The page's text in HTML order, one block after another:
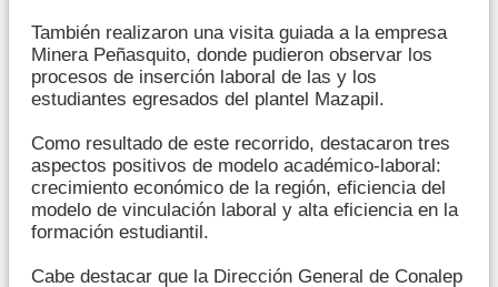
También realizaron una visita guiada a la empresa
Minera Peñasquito, donde pudieron observar los
procesos de inserción laboral de las y los
estudiantes egresados del plantel Mazapil.
Como resultado de este recorrido, destacaron tres
aspectos positivos de modelo académico-laboral:
crecimiento económico de la región, eficiencia del
modelo de vinculación laboral y alta eficiencia en la
formación estudiantil.
Cabe destacar que la Dirección General de Conalep